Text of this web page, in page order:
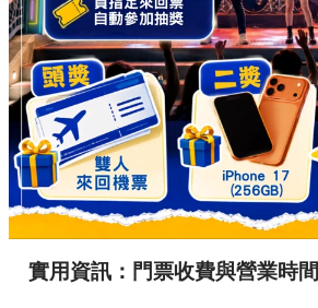
實用資訊：門票收費與營業時間